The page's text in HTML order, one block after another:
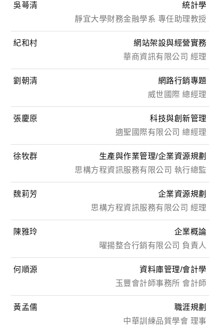
統計學
吳蕚清
靜宜大學財務金融學系 專任助理教授
網站架設與經營實務
紀和村
華商資訊有限公司 經理
網路行銷專題
劉朝清
威世國際 總經理
科技與創新管理
張慶原
適聖國際有限公司 總經理
生產與作業管理/企業資源規劃
徐牧群
思構方程資訊服務有限公司 執行總監
企業資源規劃
魏莉芳
思構方程資訊服務有限公司 經理
企業概論
陳雅玲
曜揚整合行銷有限公司 負責人
資料庫管理/會計學
何順源
玉豐會計師事務所 會計師
職涯規劃
黃孟儒
中華訓練品質學會 理事